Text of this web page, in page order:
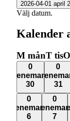
2026-04-01 april
Välj datum.
Kalender
M månT tisO
0
evenemang,
30
0
evenemang,
30
0
31
0
0
evenemang,
6
0
evenemang,
0
7
0
0